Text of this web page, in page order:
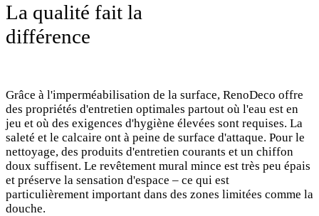
La qualité fait la
différence
Grâce à l'imperméabilisation de la surface, RenoDeco offre
des propriétés d'entretien optimales partout où l'eau est en
jeu et où des exigences d'hygiène élevées sont requises. La
saleté et le calcaire ont à peine de surface d'attaque. Pour le
nettoyage, des produits d'entretien courants et un chiffon
doux suffisent. Le revêtement mural mince est très peu épais
et préserve la sensation d'espace – ce qui est
particulièrement important dans des zones limitées comme la
douche.